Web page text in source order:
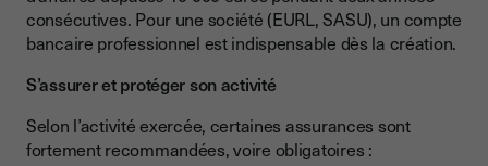
consécutives. Pour une société (EURL, SASU), un compte
bancaire professionnel est indispensable dès la création.
S’assurer et protéger son activité
Selon l’activité exercée, certaines assurances sont
fortement recommandées, voire obligatoires :